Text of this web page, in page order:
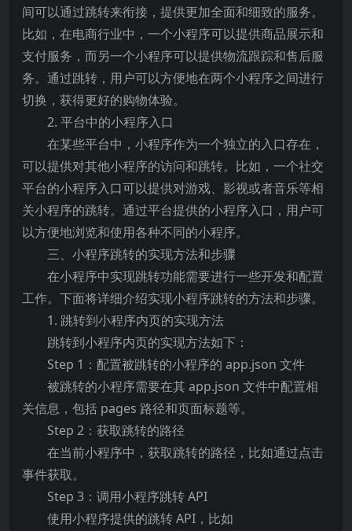
间可以通过跳转来衔接，提供更加全面和细致的服务。
比如，在电商行业中，一个小程序可以提供商品展示和
支付服务，而另一个小程序可以提供物流跟踪和售后服
务。通过跳转，用户可以方便地在两个小程序之间进行
切换，获得更好的购物体验。
2. 平台中的小程序入口
在某些平台中，小程序作为一个独立的入口存在，
可以提供对其他小程序的访问和跳转。比如，一个社交
平台的小程序入口可以提供对游戏、影视或者音乐等相
关小程序的跳转。通过平台提供的小程序入口，用户可
以方便地浏览和使用各种不同的小程序。
三、小程序跳转的实现方法和步骤
在小程序中实现跳转功能需要进行一些开发和配置
工作。下面将详细介绍实现小程序跳转的方法和步骤。
1. 跳转到小程序内页的实现方法
跳转到小程序内页的实现方法如下：
Step 1：配置被跳转的小程序的 app.json 文件
被跳转的小程序需要在其 app.json 文件中配置相
关信息，包括 pages 路径和页面标题等。
Step 2：获取跳转的路径
在当前小程序中，获取跳转的路径，比如通过点击
事件获取。
Step 3：调用小程序跳转 API
使用小程序提供的跳转 API，比如